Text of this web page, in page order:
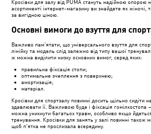
Кросівки для залу від PUMA стануть надійною опорою
асортименті інтернет-магазину ви знайдете як жіночі,
за вигідною ціною.
Основні вимоги до взуття для
Важливо пам'ятати, що універсального взуття для
лінійку та модель слід залежно від типу вашої
ж можна виділити низку основних вимог, серед яких:
правильна фіксація стопи;
оптимальне зчеплення з поверхнею;
амортизація;
матеріал.
Кросівки для спортзалу повинні досить щільно сидіти
здавлювати її. Важливою буде і фіксація гомілкостопа
можна уникнути багатьох травм, особливо якщо
тренування. Кросівки для занять у залі повинні також
щоб п'ятка не прослизала всередину.